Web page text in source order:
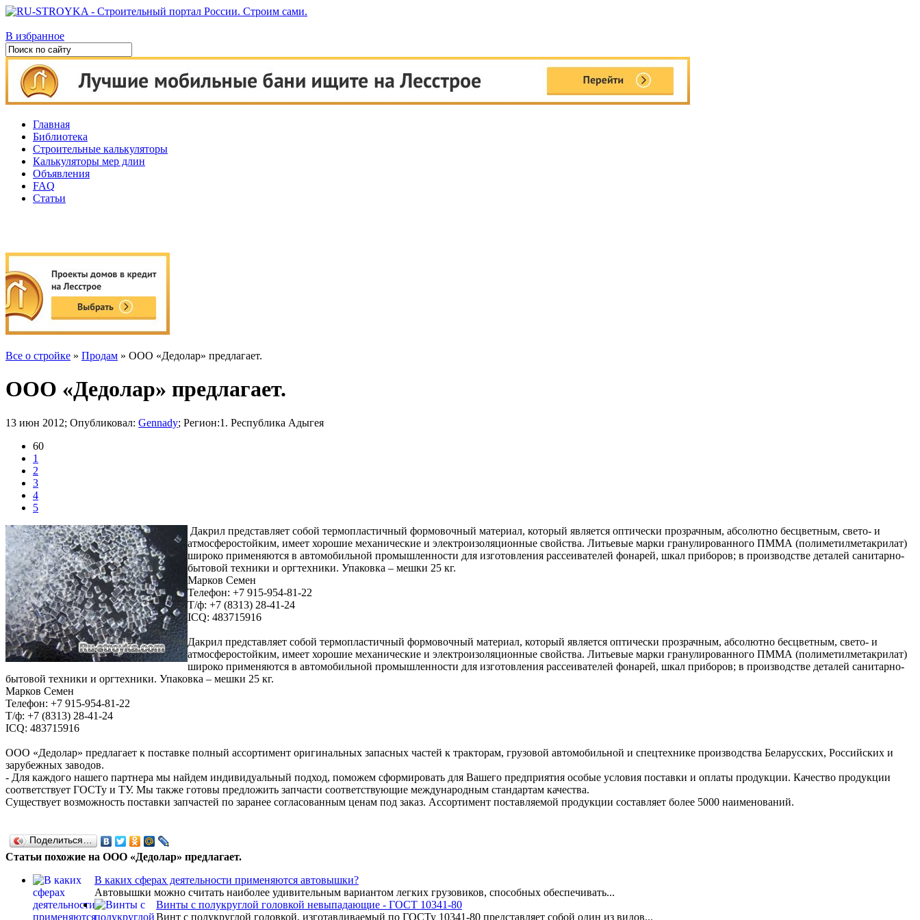
В избранное
Главная
Библиотека
Строительные калькуляторы
Калькуляторы мер длин
Объявления
FAQ
Статьи
Все о стройке » Продам » ООО «Дедолар» предлагает.
ООО «Дедолар» предлагает.
13 июн 2012; Опубликовал: Gennady; Регион:1. Республика Адыгея
60
1
2
3
4
5
Дакрил представляет собой термопластичный формовочный материал, который является оптически прозрачным, абсолютно бесцветным, свето- и
атмосферостойким, имеет хорошие механические и электроизоляционные свойства. Литьевые марки гранулированного ПММА (полиметилметакрилат)
широко применяются в автомобильной промышленности для изготовления рассеивателей фонарей, шкал приборов; в производстве деталей санитарно-
бытовой техники и оргтехники. Упаковка – мешки 25 кг.
Марков Семен
Телефон: +7 915-954-81-22
Т/ф: +7 (8313) 28-41-24
ICQ: 483715916
Дакрил представляет собой термопластичный формовочный материал, который является оптически прозрачным, абсолютно бесцветным, свето- и
атмосферостойким, имеет хорошие механические и электроизоляционные свойства. Литьевые марки гранулированного ПММА (полиметилметакрилат)
широко применяются в автомобильной промышленности для изготовления рассеивателей фонарей, шкал приборов; в производстве деталей санитарно-
бытовой техники и оргтехники. Упаковка – мешки 25 кг.
Марков Семен
Телефон: +7 915-954-81-22
Т/ф: +7 (8313) 28-41-24
ICQ: 483715916
ООО «Дедолар» предлагает к поставке полный ассортимент оригинальных запасных частей к тракторам, грузовой автомобильной и спецтехнике производства Беларусских, Российских и
зарубежных заводов.
- Для каждого нашего партнера мы найдем индивидуальный подход, поможем сформировать для Вашего предприятия особые условия поставки и оплаты продукции. Качество продукции
соответствует ГОСТу и ТУ. Мы также готовы предложить запчасти соответствующие международным стандартам качества.
Существует возможность поставки запчастей по заранее согласованным ценам под заказ. Ассортимент поставляемой продукции составляет более 5000 наименований.
Поделиться…
Статьи похожие на ООО «Дедолар» предлагает.
В каких сферах деятельности применяются автовышки?
Автовышки можно считать наиболее удивительным вариантом легких грузовиков, способных обеспечивать...
Винты с полукруглой головкой невыпадающие - ГОСТ 10341-80
Винт с полукруглой головкой, изготавливаемый по ГОСТу 10341-80 представляет собой один из видов...